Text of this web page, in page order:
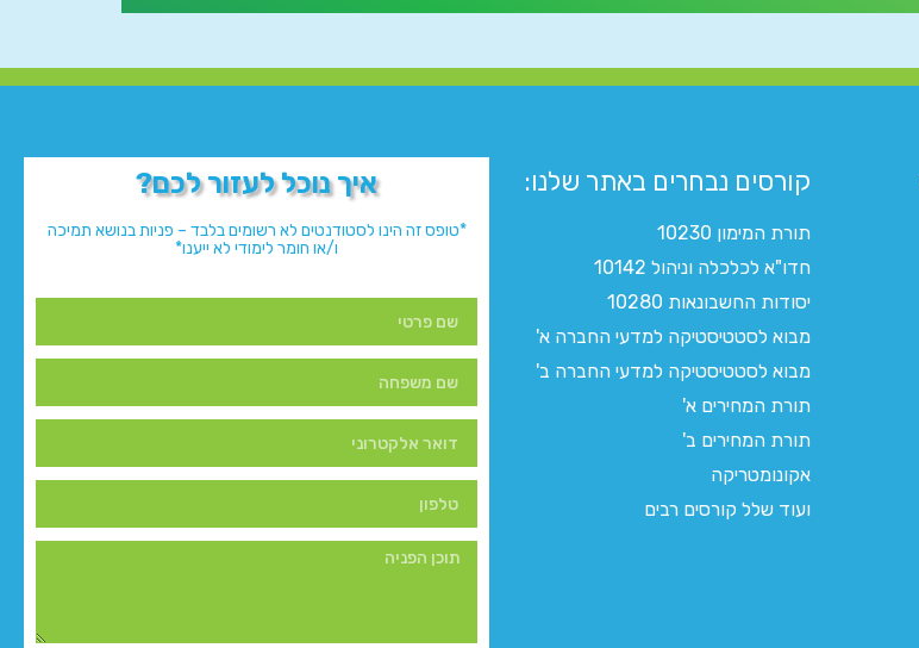
קורסים נבחרים באתר שלנו:​
תורת המימון 10230
חדו"א לכלכלה וניהול 10142
יסודות החשבונאות 10280
מבוא לסטטיסטיקה למדעי החברה א'
מבוא לסטטיסטיקה למדעי החברה ב'
תורת המחירים א'
תורת המחירים ב'
אקונומטריקה
ועוד שלל קורסים רבים
איך נוכל לעזור לכם?
*טופס זה הינו לסטודנטים לא רשומים בלבד – פניות בנושא תמיכה
ו/או חומר לימודי לא ייענו*